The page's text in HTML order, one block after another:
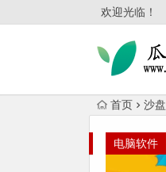
欢迎光临！
首页 沙盘
电脑软件